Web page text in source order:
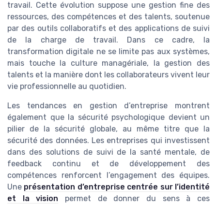
travail. Cette évolution suppose une gestion fine des
ressources, des compétences et des talents, soutenue
par des outils collaboratifs et des applications de suivi
de la charge de travail. Dans ce cadre, la
transformation digitale ne se limite pas aux systèmes,
mais touche la culture managériale, la gestion des
talents et la manière dont les collaborateurs vivent leur
vie professionnelle au quotidien.
Les tendances en gestion d’entreprise montrent
également que la sécurité psychologique devient un
pilier de la sécurité globale, au même titre que la
sécurité des données. Les entreprises qui investissent
dans des solutions de suivi de la santé mentale, de
feedback continu et de développement des
compétences renforcent l’engagement des équipes.
Une présentation d’entreprise centrée sur l’identité
et la vision permet de donner du sens à ces